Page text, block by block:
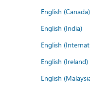
English (Canada)
English (India)
English
English (Ireland)
English